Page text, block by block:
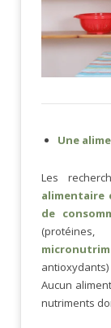
Une
Les
alimentaire
de
Aucun
nutriments